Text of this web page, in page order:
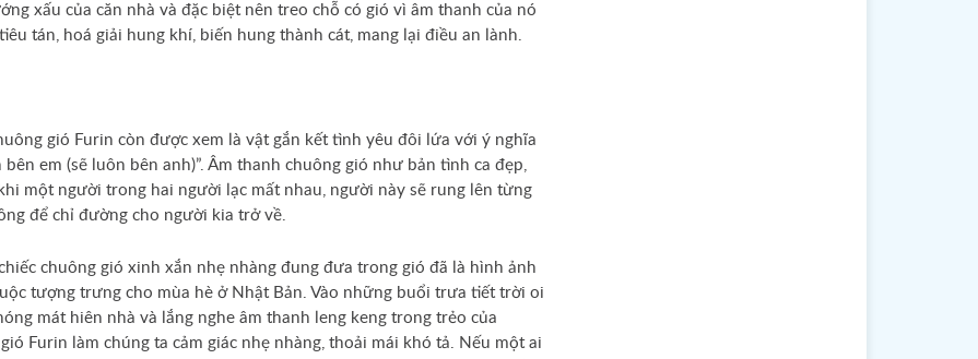
Ohayo
gozaimasu
xấu của căn nhà và đặc biệt nên treo chỗ có gió vì âm thanh của nó
tán, hoá giải hung khí, biến hung thành cát, mang lại điều an lành.
gió Furin còn được xem là vật gắn kết tình yêu đôi lứa với ý nghĩa
bên em (sẽ luôn bên anh)”. Âm thanh chuông gió như bản tình ca đẹp,
một người trong hai người lạc mất nhau, người này sẽ rung lên từng
để chỉ đường cho người kia trở về.
chuông gió xinh xắn nhẹ nhàng đung đưa trong gió đã là hình ảnh
tượng trưng cho mùa hè ở Nhật Bản. Vào những buổi trưa tiết trời oi
mát hiên nhà và lắng nghe âm thanh leng keng trong trẻo của
Furin làm chúng ta cảm giác nhẹ nhàng, thoải mái khó tả. Nếu một ai